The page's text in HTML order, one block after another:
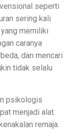
seperti
sering kali
memiliki
caranya
dan mencari
tidak selalu
psikologis
menjadi alat
remaja.